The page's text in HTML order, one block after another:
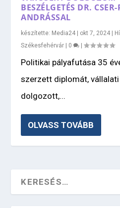
BESZÉLGETÉS DR.
ANDRÁSSAL
készítette: Media24 okt 7, 2024
Székesfehérvár
0 |
Politikai pályafutása 35
szerzett diplomát,
dolgozott,...
OLVASS TOVÁBB